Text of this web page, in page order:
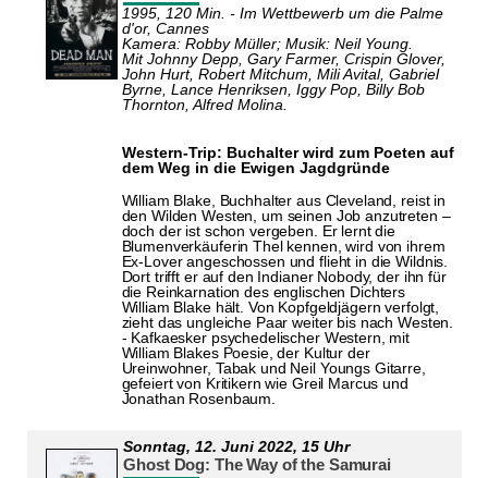
1995, 120 Min. - Im Wettbewerb um die Palme
d'or, Cannes
Kamera: Robby Müller; Musik: Neil Young.
Mit Johnny Depp, Gary Farmer, Crispin Glover,
John Hurt, Robert Mitchum, Mili Avital, Gabriel
Byrne, Lance Henriksen, Iggy Pop, Billy Bob
Thornton, Alfred Molina.
Western-Trip: Buchalter wird zum Poeten auf
dem Weg in die Ewigen Jagdgründe
William Blake, Buchhalter aus Cleveland, reist in
den Wilden Westen, um seinen Job anzutreten –
doch der ist schon vergeben. Er lernt die
Blumenverkäuferin Thel kennen, wird von ihrem
Ex-Lover angeschossen und flieht in die Wildnis.
Dort trifft er auf den Indianer Nobody, der ihn für
die Reinkarnation des englischen Dichters
William Blake hält. Von Kopfgeldjägern verfolgt,
zieht das ungleiche Paar weiter bis nach Westen.
- Kafkaesker psychedelischer Western, mit
William Blakes Poesie, der Kultur der
Ureinwohner, Tabak und Neil Youngs Gitarre,
gefeiert von Kritikern wie Greil Marcus und
Jonathan Rosenbaum.
Sonntag,12. Juni 2022, 15 Uhr
Ghost Dog: The Way of the Samurai